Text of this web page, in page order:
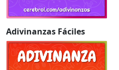
Adivinanzas Fáciles